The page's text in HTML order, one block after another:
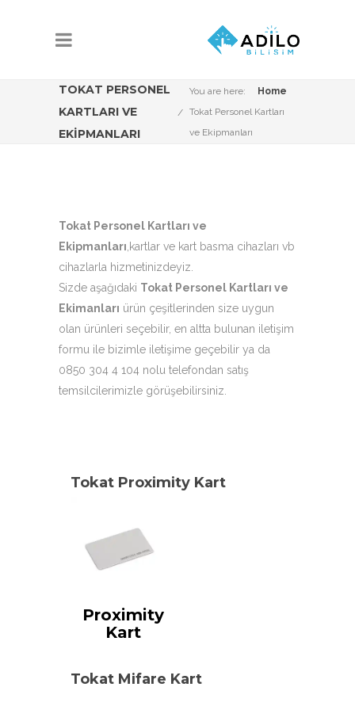
TOKAT PERSONEL
KARTLARI VE
EKIPMANLARI
You are here:
Home
Tokat Personel Kartları
ve Ekipmanları
Tokat Personel Kartları ve
Ekipmanları ,kartlar ve kart basma cihazları vb
cihazlarla hizmetinizdeyiz.
Sizde aşağıdaki Tokat Personel Kartları ve
Ekimanları ürün çeşitlerinden size uygun
olan ürünleri seçebilir, en altta bulunan iletişim
formu ile bizimle iletişime geçebilir ya da
0850 304 4 104 nolu telefondan satış
temsilcilerimizle görüşebilirsiniz.
Tokat Proximity Kart
Proximity
Kart
Tokat Mifare Kart